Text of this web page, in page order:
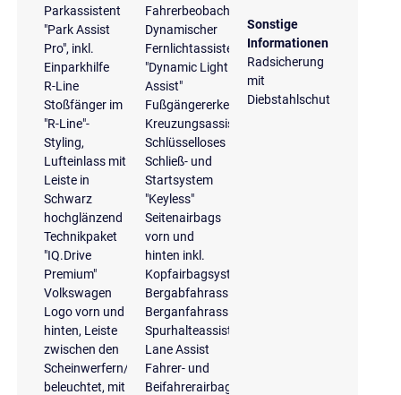
Parkassistent
"Park Assist
Pro", inkl.
Einparkhilfe
R-Line
Stoßfänger im
"R-Line"-
Styling,
Lufteinlass mit
Leiste in
Schwarz
hochglänzend
Technikpaket
"IQ.Drive
Premium"
Volkswagen
Logo vorn und
hinten, Leiste
zwischen den
Scheinwerfern/Rückleuchten
beleuchtet, mit
Fahrerbeobachtungskamera
Dynamischer
Fernlichtassistent
"Dynamic Light
Assist"
Fußgängererkennung
Kreuzungsassistent
Schlüsselloses
Schließ- und
Startsystem
"Keyless"
Seitenairbags
vorn und
hinten inkl.
Kopfairbagsystem
Bergabfahrassistent
Berganfahrassistent
Spurhalteassistent
Lane Assist
Fahrer- und
Beifahrerairbag
Sonstige
Informationen
Radsicherung
mit
Diebstahlschutz